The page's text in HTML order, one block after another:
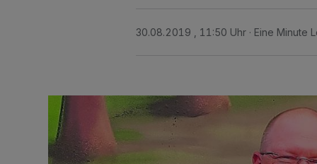
30.08.2019 , 11:50 Uhr Eine Minute